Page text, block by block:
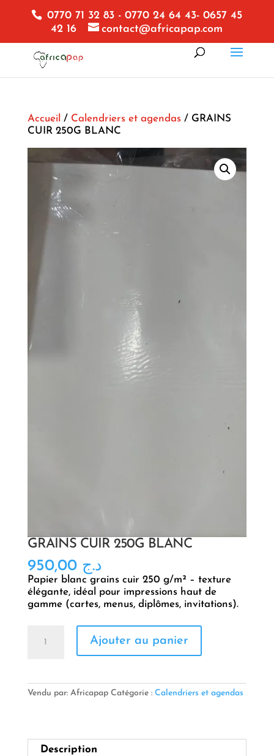
0770 71 32 83 - 0770 24 64 43- 0657 45
42 16
contact@africapap.com
Accueil / Calendriers et agendas/ GRAINS
CUIR 250G BLANC
GRAINS CUIR 250G BLANC
د.ج 950,00
Papier blanc grains cuir 250 g/m² – texture
élégante, idéal pour impressions haut de
gamme (cartes, menus, diplômes, invitations).
BLANC
Ajouter au panier
Vendu par: Africapap Catégorie : Calendriers et agendas
Description